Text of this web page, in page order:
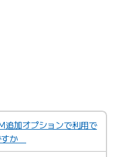
加オプションで利用で
すか